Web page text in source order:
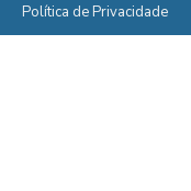
Política de Privacidade